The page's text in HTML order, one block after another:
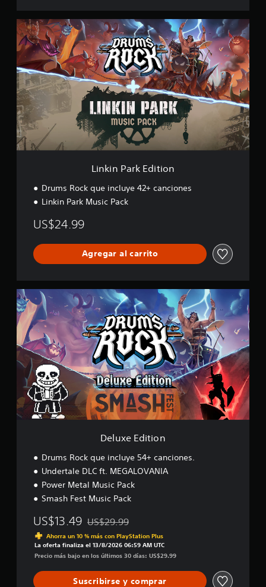
L
i
n
k
i
n
P
a
r
k
E
d
i
Linkin Park Edition
Drums Rock que incluye 42+ canciones
Linkin Park Music Pack
US$24.99
Agregar al carrito
D
e
l
u
e
E
i
o
Deluxe Edition
Drums Rock que incluye 54+ canciones.
Undertale DLC ft. MEGALOVANIA
Power Metal Music Pack
Smash Fest Music Pack
US$13.49 Rebajado del precio original de US$29.99
US$29.99
Ahorra un 10 % más con PlayStation Plus
La oferta finaliza el 13/8/2026 06:59 AM UTC
Precio más bajo en los últimos 30 días: US$29.99
Suscribirse y comprar